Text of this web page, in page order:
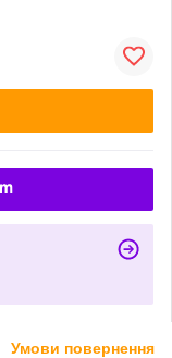
Умови повернення